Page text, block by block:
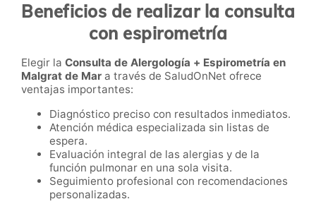
Beneficios de realizar la consulta
con espirometría
Elegir la Consulta de Alergología + Espirometría en
Malgrat de Mar a través de SaludOnNet ofrece
ventajas importantes:
Diagnóstico preciso con resultados inmediatos.
Atención médica especializada sin listas de
espera.
Evaluación integral de las alergias y de la
función pulmonar en una sola visita.
Seguimiento profesional con recomendaciones
personalizadas.